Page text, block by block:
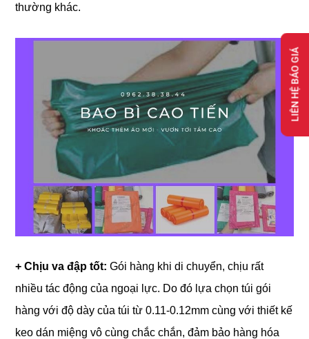
thường khác.
+ Chịu va đập tốt: Gói hàng khi di chuyển, chịu rất
nhiều tác động của ngoại lực. Do đó lựa chọn túi gói
hàng với độ dày của túi từ 0.11-0.12mm cùng với thiết kế
keo dán miệng vô cùng chắc chắn, đảm bảo hàng hóa
LIÊN HỆ BÁO GIÁ